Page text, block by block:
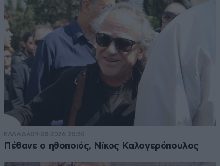
ΕΛΛΑΔΑ09·08·2026 20:30
Πέθανε ο ηθοποιός, Νίκος Καλογερόπουλος